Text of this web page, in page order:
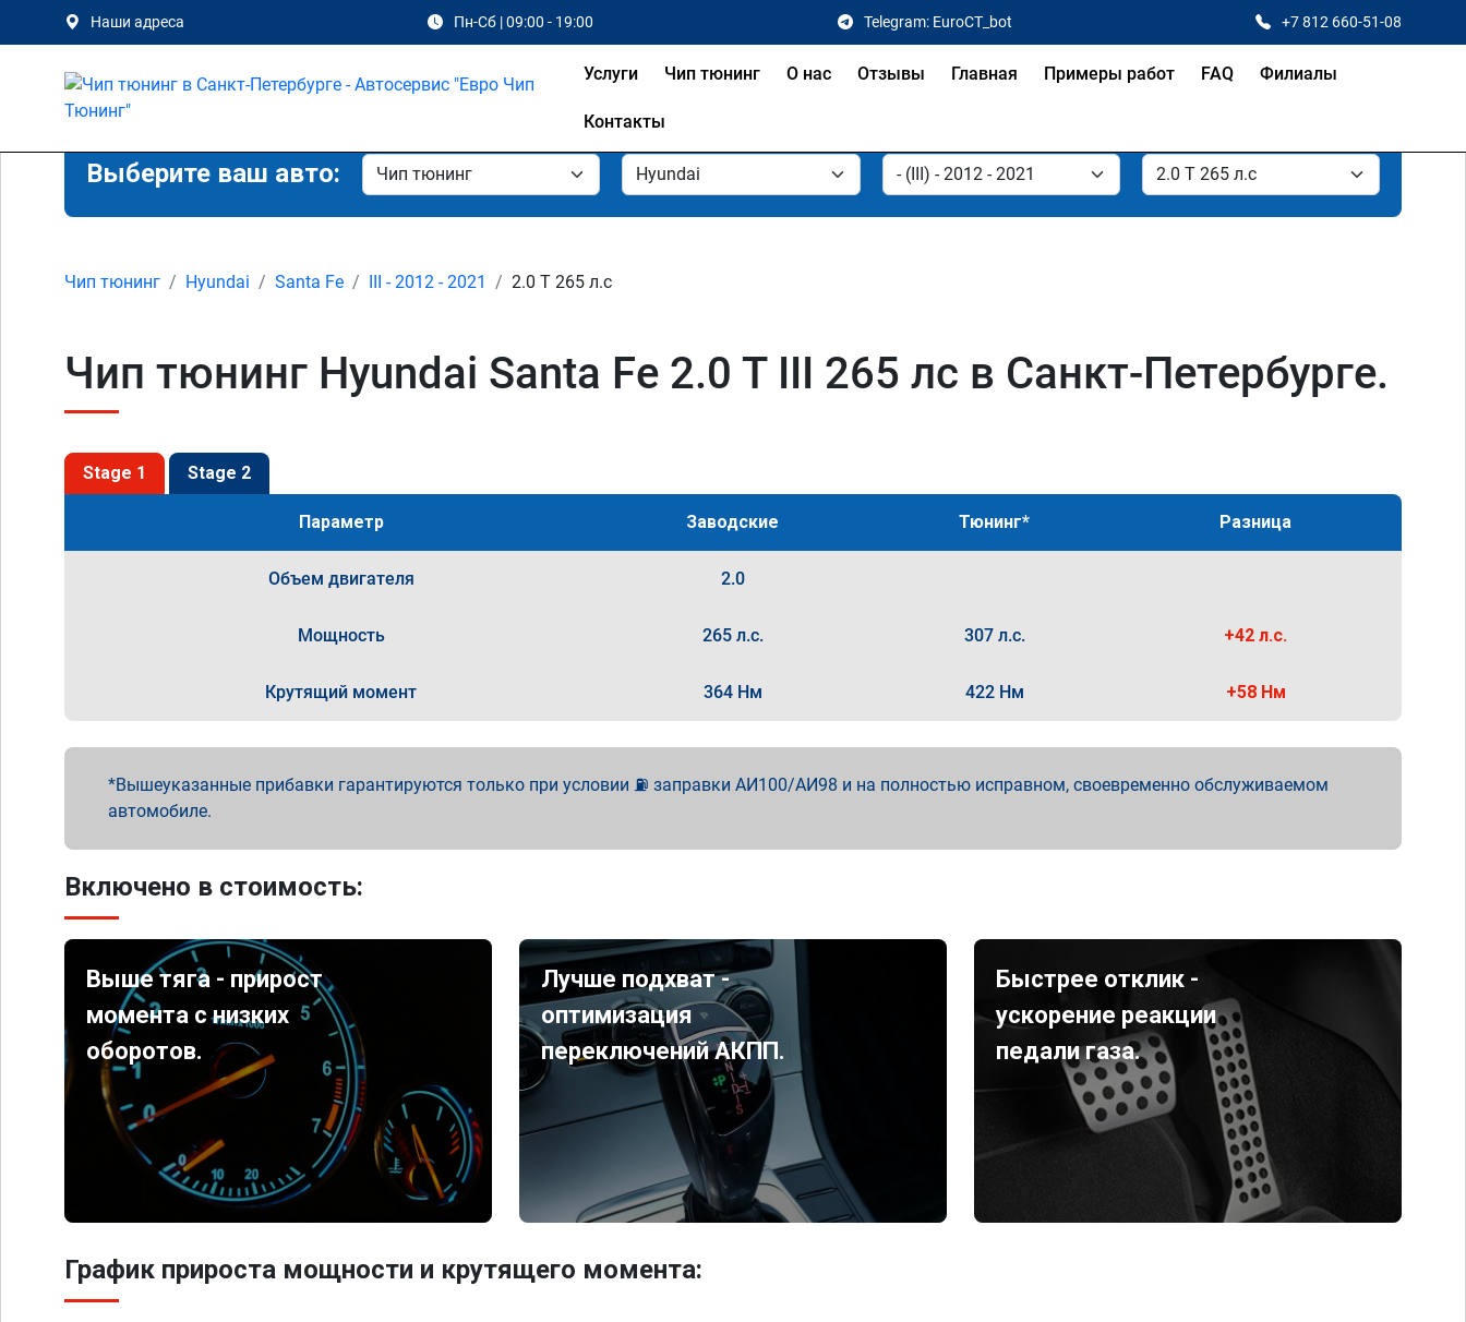
Наши адреса Пн-Сб | 09:00 - 19:00 Telegram: EuroCT_bot +7 812 660-51-08
Услуги Чип тюнинг О нас Отзывы Главная Примеры работ FAQ Филиалы
Контакты
Выберите ваш авто:
Чип тюнинг Hyundai Santa Fe III - 2012 - 2021 2.0 T 265 л.с
Чип тюнинг Hyundai Santa Fe 2.0 T III 265 лс в Санкт-Петербурге.
Stage 1 Stage 2
Параметр Заводские Тюнинг* Разница
Объем двигателя 2.0
Мощность 265 л.с. 307 л.с. +42 л.с.
Крутящий момент 364 Нм 422 Нм +58 Нм
Вышеуказанные прибавки гарантируются только при условии ⛽ заправки АИ100/АИ98 и на полностью исправном, своевременно обслуживаемом
автомобиле.
Включено в стоимость:
Выше тяга - прирост
момента с низких
оборотов.
Лучше подхват -
оптимизация
переключений АКПП.
Быстрее отклик -
ускорение реакции
педали газа.
График прироста мощности и крутящего момента: